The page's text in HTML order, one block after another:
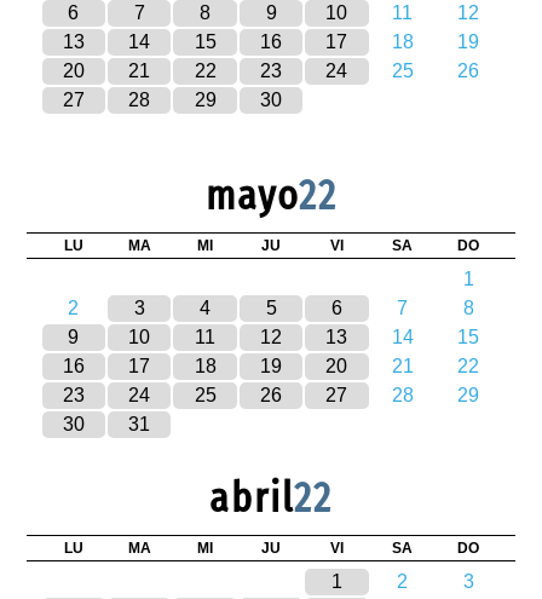
6
7 8 9 10 11
12
13
14 15 16 17 18
19
20
21 22 23 24 25
26
27
28 29 30
mayo22
LU MA MI JU VI SA DO
1
2
3 4 5 6 7
8
9
10 11 12 13 14
15
16
17 18 19 20 21
22
23
24 25 26 27 28
29
30
31
abril22
LU MA MI JU VI SA DO
1 2
3